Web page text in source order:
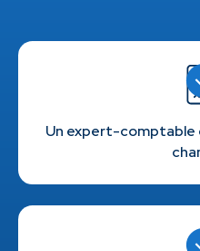
Un expert-comptable